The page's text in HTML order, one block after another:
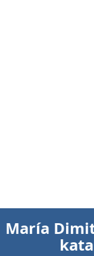
y Larry
en